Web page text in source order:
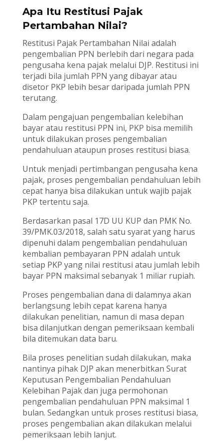
Apa Itu Restitusi Pajak
Pertambahan Nilai?
Restitusi Pajak Pertambahan Nilai adalah
pengembalian PPN berlebih dari negara pada
pengusaha kena pajak melalui DJP. Restitusi ini
terjadi bila jumlah PPN yang dibayar atau
disetor PKP lebih besar daripada jumlah PPN
terutang.
Dalam pengajuan pengembalian kelebihan
bayar atau restitusi PPN ini, PKP bisa memilih
untuk dilakukan proses pengembalian
pendahuluan ataupun proses restitusi biasa.
Untuk menjadi pertimbangan pengusaha kena
pajak, proses pengembalian pendahuluan lebih
cepat hanya bisa dilakukan untuk wajib pajak
PKP tertentu saja.
Berdasarkan pasal 17D UU KUP dan PMK No.
39/PMK.03/2018, salah satu syarat yang harus
dipenuhi dalam pengembalian pendahuluan
kembalian pembayaran PPN adalah untuk
setiap PKP yang nilai restitusi atau jumlah lebih
bayar PPN maksimal sebanyak 1 miliar rupiah.
Proses pengembalian dana di dalamnya akan
berlangsung lebih cepat karena hanya
dilakukan penelitian, namun di masa depan
bisa dilanjutkan dengan pemeriksaan kembali
bila ditemukan data baru.
Bila proses penelitian sudah dilakukan, maka
nantinya pihak DJP akan menerbitkan Surat
Keputusan Pengembalian Pendahuluan
Kelebihan Pajak dan juga permohonan
pengembalian pendahuluan PPN maksimal 1
bulan. Sedangkan untuk proses restitusi biasa,
proses pengembalian akan dilakukan melalui
pemeriksaan lebih lanjut.